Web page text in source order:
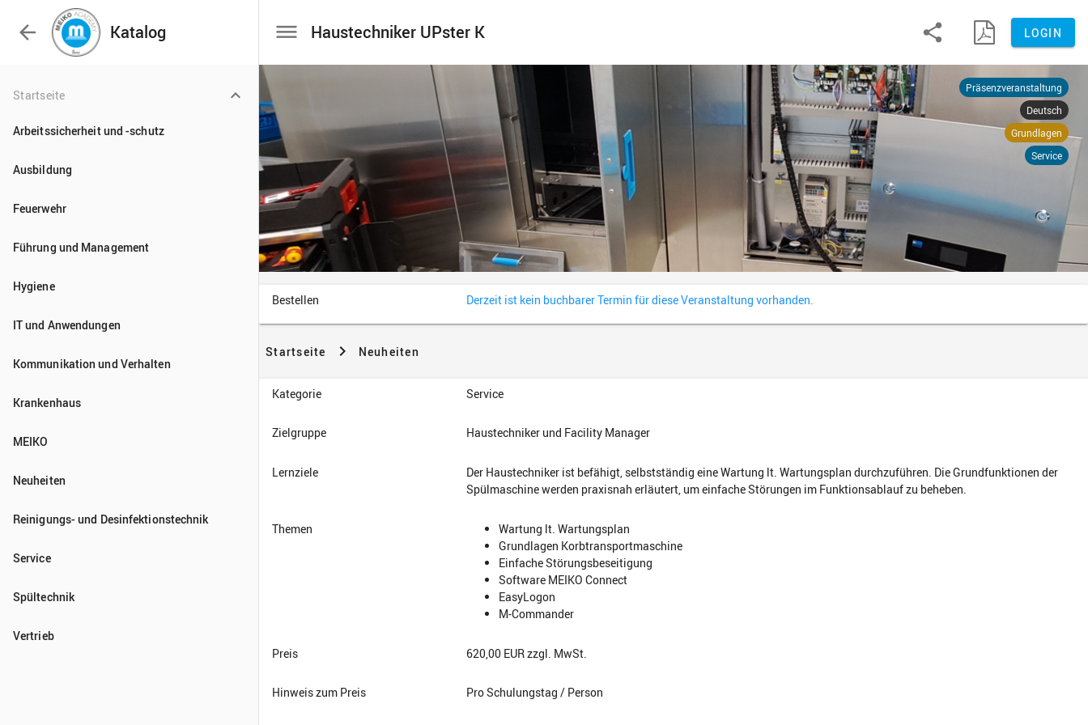
 Katalog
Startseite
Arbeitssicherheit und -schutz
Ausbildung
Feuerwehr
Führung und Management
Hygiene
IT und Anwendungen
Kommunikation und Verhalten
Krankenhaus
MEIKO
Neuheiten
Reinigungs- und Desinfektionstechnik
Service
Spültechnik
Vertrieb